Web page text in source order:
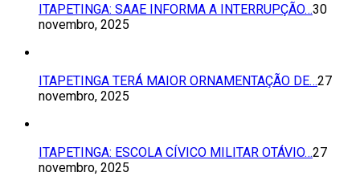
ITAPETINGA: SAAE INFORMA A INTERRUPÇÃO…30
novembro, 2025
ITAPETINGA TERÁ MAIOR ORNAMENTAÇÃO DE…27
novembro, 2025
ITAPETINGA: ESCOLA CÍVICO MILITAR OTÁVIO…27
novembro, 2025